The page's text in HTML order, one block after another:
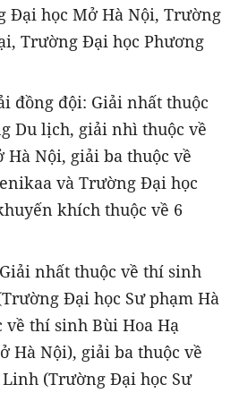
Đại học Mở Hà Nội, Trường
Trường Đại học Phương
đồng đội: Giải nhất thuộc
Du lịch, giải nhì thuộc về
Nội, giải ba thuộc về
và Trường Đại học
khích thuộc về 6
nhất thuộc về thí sinh
Đại học Sư phạm Hà
thí sinh Bùi Hoa Hạ
Hà Nội), giải ba thuộc về
(Trường Đại học Sư